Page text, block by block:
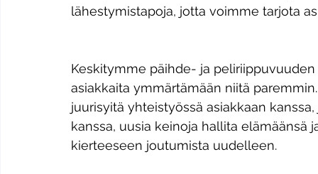
lähestymistapoja, jotta voimme tarjota
Keskitymme päihde- ja
asiakkaita ymmärtämään niitä
juurisyitä yhteistyössä asiakkaan
kanssa, uusia keinoja hallita
kierteeseen joutumista uudelleen.